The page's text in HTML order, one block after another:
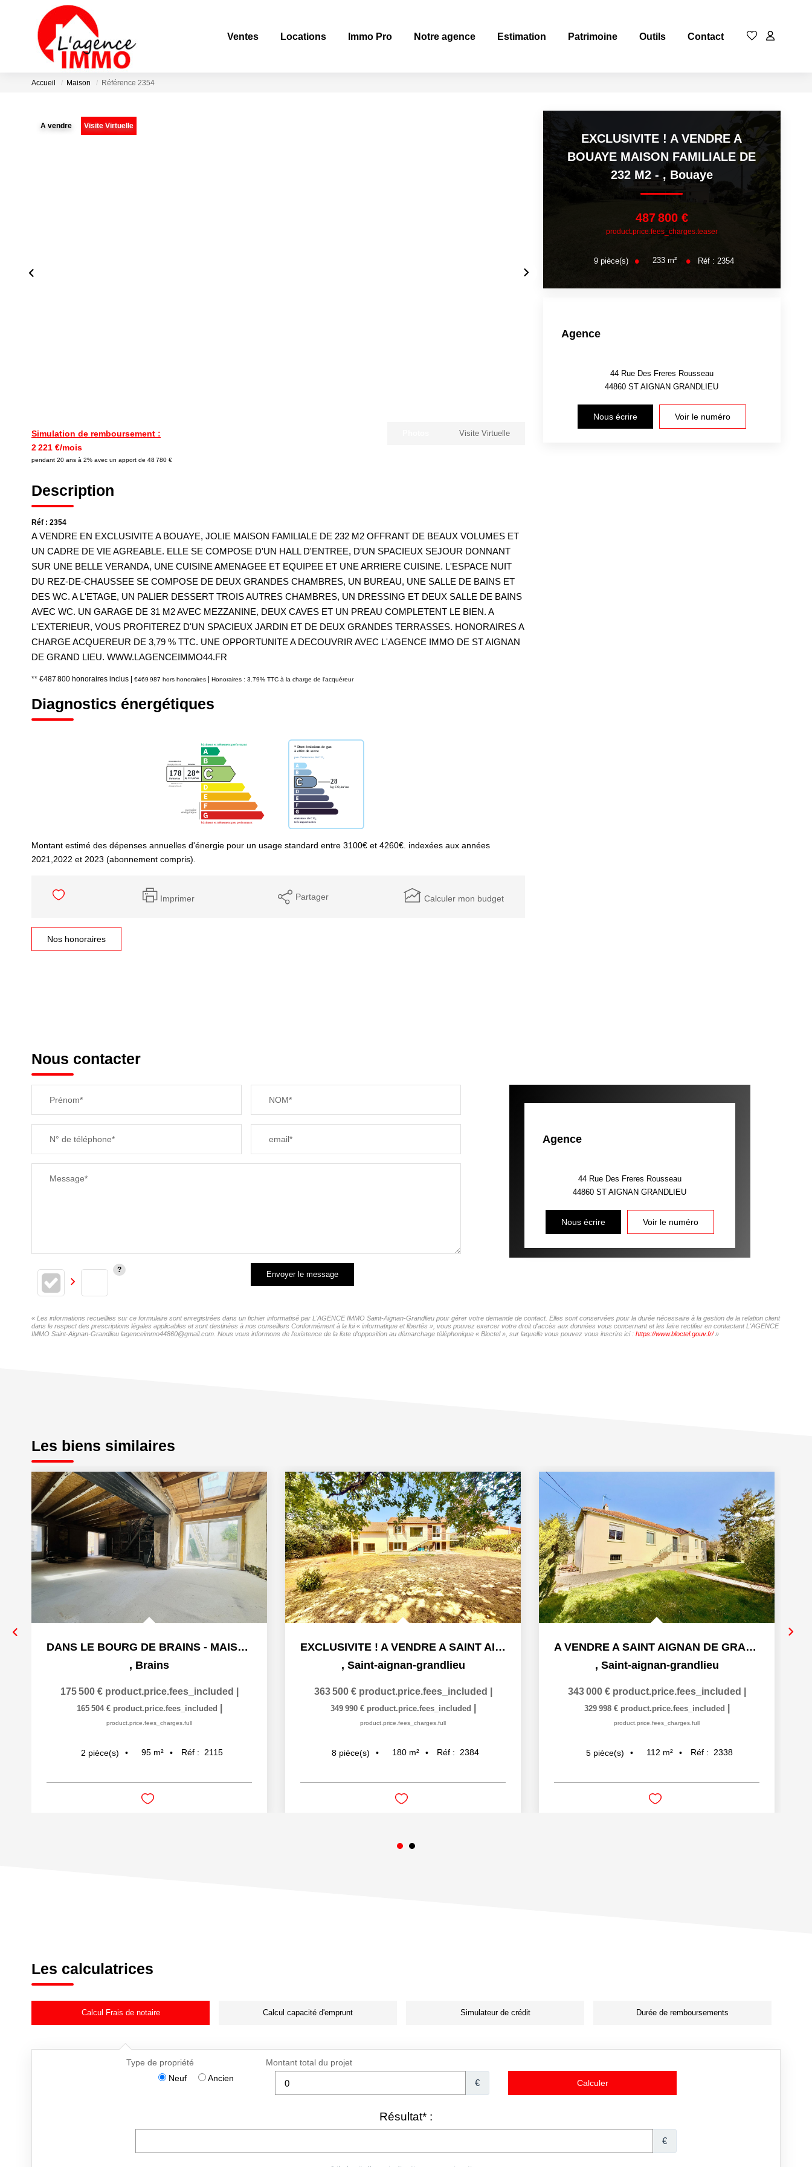
Ventes Locations Immo Pro Notre agence Estimation Patrimoine Outils Contact
Accueil Maison Référence 2354
A vendre Visite Virtuelle
Simulation de remboursement :
2 221 €/mois
pendant 20 ans à 2% avec un apport de 48 780 €
Visite Virtuelle
Description
Réf : 2354
A VENDRE EN EXCLUSIVITE A BOUAYE, JOLIE MAISON FAMILIALE DE 232 M2 OFFRANT DE BEAUX VOLUMES ET
UN CADRE DE VIE AGREABLE. ELLE SE COMPOSE D'UN HALL D'ENTREE, D'UN SPACIEUX SEJOUR DONNANT
SUR UNE BELLE VERANDA, UNE CUISINE AMENAGEE ET EQUIPEE ET UNE ARRIERE CUISINE. L'ESPACE NUIT
DU REZ-DE-CHAUSSEE SE COMPOSE DE DEUX GRANDES CHAMBRES, UN BUREAU, UNE SALLE DE BAINS ET
DES WC. A L'ETAGE, UN PALIER DESSERT TROIS AUTRES CHAMBRES, UN DRESSING ET DEUX SALLE DE BAINS
AVEC WC. UN GARAGE DE 31 M2 AVEC MEZZANINE, DEUX CAVES ET UN PREAU COMPLETENT LE BIEN. A
L'EXTERIEUR, VOUS PROFITEREZ D'UN SPACIEUX JARDIN ET DE DEUX GRANDES TERRASSES. HONORAIRES A
CHARGE ACQUEREUR DE 3,79 % TTC. UNE OPPORTUNITE A DECOUVRIR AVEC L'AGENCE IMMO DE ST AIGNAN
DE GRAND LIEU. WWW.LAGENCEIMMO44.FR
** €487 800 honoraires inclus €469 987 hors honoraires Honoraires : 3.79% TTC à la charge de l'acquéreur
Diagnostics énergétiques
Montant estimé des dépenses annuelles d'énergie pour un usage standard entre 3100€ et 4260€. indexées aux années
2021,2022 et 2023 (abonnement compris).
Imprimer Partager Calculer mon budget
Nos honoraires
EXCLUSIVITE ! A VENDRE A
BOUAYE MAISON FAMILIALE DE
232 M2 - , Bouaye
487 800 €
product.price.fees_charges.teaser
9pièce(s) 233m² Réf : 2354
Agence
44 Rue Des Freres Rousseau
44860ST AIGNAN GRANDLIEU
Nous écrire Voir le numéro
Nous contacter
Prénom* NOM*
N° de téléphone* email*
Message*
Envoyer le message
Agence
44 Rue Des Freres Rousseau
44860ST AIGNAN GRANDLIEU
Nous écrire Voir le numéro
« Les informations recueillies sur ce formulaire sont enregistrées dans un fichier informatisé par L'AGENCE IMMO Saint-Aignan-Grandlieu pour gérer votre demande de contact. Elles sont conservées pour la durée nécessaire à la gestion de la relation client
dans le respect des prescriptions légales applicables et sont destinées à nos conseillers Conformément à la loi « informatique et libertés », vous pouvez exercer votre droit d'accès aux données vous concernant et les faire rectifier en contactant L'AGENCE
IMMO Saint-Aignan-Grandlieu lagenceimmo44860@gmail.com. Nous vous informons de l'existence de la liste d'opposition au démarchage téléphonique « Bloctel », sur laquelle vous pouvez vous inscrire ici : https://www.bloctel.gouv.fr/»
Les biens similaires
DANS LE BOURG DE BRAINS - MAISON DE 95 M2 AVEC JARDIN - A
, Brains
175 500 € product.price.fees_included
165 504 € product.price.fees_included
product.price.fees_charges.full
2 pièce(s) 95 m² Réf : 2115
EXCLUSIVITE ! A VENDRE A SAINT AIGNAN DE GRAND LIEU JOLIE MA
, Saint-aignan-grandlieu
363 500 € product.price.fees_included
349 990 € product.price.fees_included
product.price.fees_charges.full
8 pièce(s) 180 m² Réf : 2384
A VENDRE A SAINT AIGNAN DE GRAND LIEU - MAISON DE 111 M2 - 5
, Saint-aignan-grandlieu
343 000 € product.price.fees_included
329 998 € product.price.fees_included
product.price.fees_charges.full
5 pièce(s) 112 m² Réf : 2338
Les calculatrices
Calcul Frais de notaire Calcul capacité d'emprunt Simulateur de crédit Durée de remboursements